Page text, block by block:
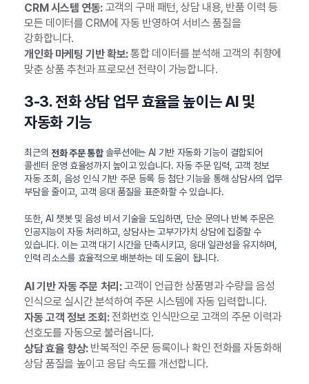
CRM 시스템 연동:고객의 구매 패턴, 상담 내용, 반품 이력 등
모든 데이터를 CRM에 자동 반영하여 서비스 품질을
강화합니다.
개인화 마케팅 기반 확보:통합 데이터를 분석해 고객의 취향에
맞춘 상품 추천과 프로모션 전략이 가능합니다.
3-3. 전화 상담 업무 효율을 높이는 AI 및
자동화 기능
최근의 전화 주문 통합솔루션에는 AI 기반 자동화 기능이 결합되어
콜센터 운영 효율성까지 높이고 있습니다. 자동 주문 입력, 고객 정보
자동 조회, 음성 인식 기반 주문 등록 등 첨단 기능을 통해 상담사의 업무
부담을 줄이고, 고객 응대 품질을 표준화할 수 있습니다.
또한, AI 챗봇 및 음성 비서 기술을 도입하면, 단순 문의나 반복 주문은
인공지능이 자동 처리하고, 상담사는 고부가가치 상담에 집중할 수
있습니다. 이는 고객 대기 시간을 단축시키고, 응대 일관성을 유지하며,
인력 리소스를 효율적으로 배분하는 데 도움이 됩니다.
AI 기반 자동 주문 처리:고객이 언급한 상품명과 수량을 음성
인식으로 실시간 분석하여 주문 시스템에 자동 입력합니다.
자동 고객 정보 조회:전화번호 인식만으로 고객의 주문 이력과
선호도를 자동으로 불러옵니다.
상담 효율 향상:반복적인 주문 등록이나 확인 전화를 자동화해
상담 품질을 높이고 응답 속도를 개선합니다.